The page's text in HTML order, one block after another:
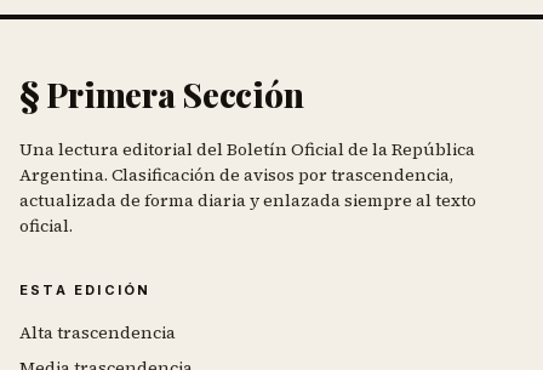
§ Primera Sección
Una lectura editorial del Boletín Oficial de la República
Argentina. Clasificación de avisos por trascendencia,
actualizada de forma diaria y enlazada siempre al texto
oficial.
ESTA EDICIÓN
Alta trascendencia